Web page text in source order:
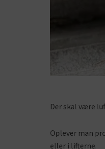
Der skal være
Oplever man
eller i lifterne.